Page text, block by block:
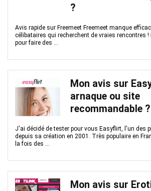
?
Avis rapide sur Freemeet Freemeet manque
célibataires qui recherchent de vraies rencontres !
pour faire des ...
Mon avis sur
arnaque ou site
recommandable ?
J'ai décidé de tester pour vous Easyflirt, l'un des
depuis sa création en 2001. Très populaire en
la fois des ...
Mon avis sur